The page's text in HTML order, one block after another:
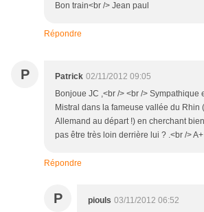
Bon train<br /> Jean paul
Répondre
P Patrick 02/11/2012 09:05
Bonjoue JC ,<br /> <br /> Sympathique
Mistral dans la fameuse vallée du Rhin
Allemand au départ !) en cherchant
pas être très loin derrière lui ? .<br /> A+
Répondre
P piouls 03/11/2012 06:52